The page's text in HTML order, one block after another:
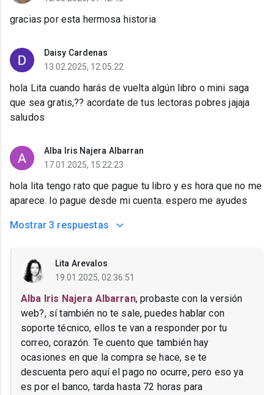
gracias por esta hermosa historia
Daisy Cardenas
13.02.2025, 12:05:22
hola Lita cuando harás de vuelta algún libro o mini saga
que sea gratis,?? acordate de tus lectoras pobres jajaja
saludos
Alba Iris Najera Albarran
17.01.2025, 15:22:23
hola lita tengo rato que pague tu libro y es hora que no me
aparece. lo pague desde mi cuenta. espero me ayudes
Mostrar 3 respuestas
Lita Arevalos
19.01.2025, 02:36:51
Alba Iris Najera Albarran, probaste con la versión
web?, sí también no te sale, puedes hablar con
soporte técnico, ellos te van a responder por tu
correo, corazón. Te cuento que también hay
ocasiones en que la compra se hace, se te
descuenta pero aquí el pago no ocurre, pero eso ya
es por el banco, tarda hasta 72 horas para